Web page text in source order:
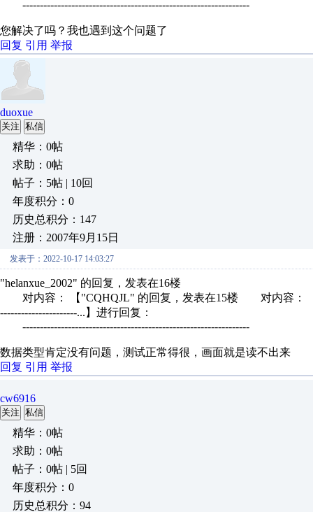
-----------------------------------------------------------------
您解决了吗？我也遇到这个问题了
回复 引用 举报
duoxue
关注 私信
精华：0帖
求助：0帖
帖子：5帖 | 10回
年度积分：0
历史总积分：147
注册：2007年9月15日
发表于：2022-10-17 14:03:27
"helanxue_2002" 的回复，发表在16楼
对内容： 【"CQHQJL" 的回复，发表在15楼 对内容：
----------------------...】进行回复：
-----------------------------------------------------------------
数据类型肯定没有问题，测试正常得很，画面就是读不出来
回复 引用 举报
cw6916
关注 私信
精华：0帖
求助：0帖
帖子：0帖 | 5回
年度积分：0
历史总积分：94